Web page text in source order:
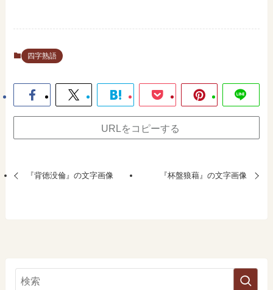
四字熟語
URLをコピーする
『背徳没倫』の文字画像 『杯盤狼藉』の文字画像